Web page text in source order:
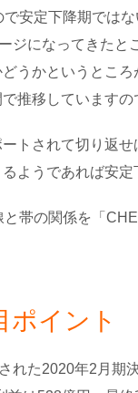
安定下降期ではな
ジになってきたと
うかというところ
推移しています
トされて切り返せ
ようであれば安定
帯の関係を「
ポイント
れた2020年2月期